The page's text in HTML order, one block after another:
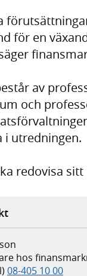
för en
av
och
i utredningen.
redovisa
hos
08-405 10 00